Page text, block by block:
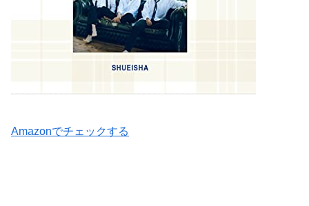
Amazonでチェックする